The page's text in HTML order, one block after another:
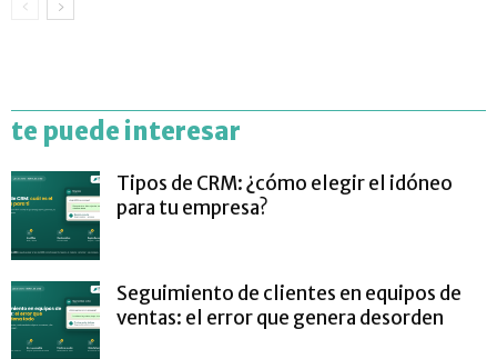
te puede interesar
Tipos de CRM: ¿cómo elegir el idóneo
para tu empresa?
Seguimiento de clientes en equipos de
ventas: el error que genera desorden